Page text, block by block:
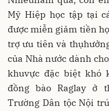
Mỹ Hiệp học tập tại
được miễn giảm tiền
trợ ưu tiên và
của Nhà nước dành
khuvực đặc biệt khó
đồng bào Raglay ở
Trường Dân tộc Nội